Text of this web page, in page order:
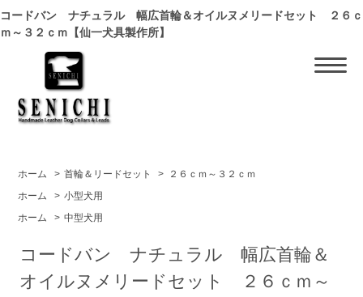
コードバン ナチュラル 幅広首輪＆オイルヌメリードセット ２６ｃ
ｍ～３２ｃｍ【仙一犬具製作所】
ホーム > 首輪＆リードセット >
２６ｃｍ～３２ｃｍ
ホーム
> 小型犬用
ホーム
> 中型犬用
コードバン ナチュラル 幅広首輪＆
オイルヌメリードセット ２６ｃｍ～